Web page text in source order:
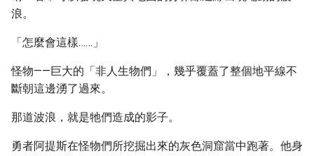
浪。
「怎麼會這樣……」
怪物——巨大的「非人生物們」，幾乎覆蓋了整個地平線不
斷朝這邊湧了過來。
那道波浪，就是牠們造成的影子。
勇者阿提斯在怪物們所挖掘出來的灰色洞窟當中跑著。他身